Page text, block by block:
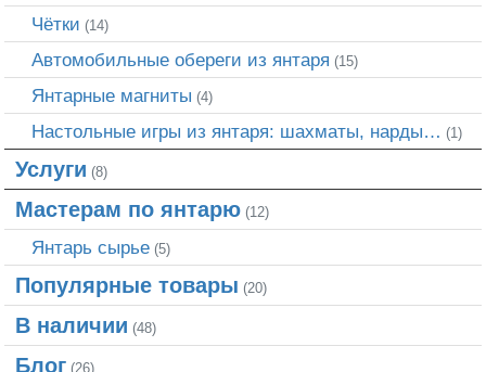
Чётки (14)
Автомобильные обереги из янтаря (15)
Янтарные магниты (4)
Настольные игры из янтаря: шахматы, нарды… (1)
Услуги (8)
Мастерам по янтарю (12)
Янтарь сырье (5)
Популярные товары (20)
В наличии (48)
Блог (26)